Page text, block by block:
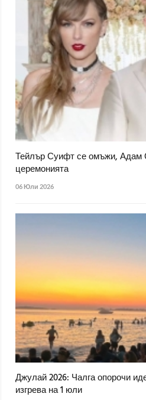
Тейлър Суифт се омъжи,
церемонията
06 Юли 2026
Джулай 2026: Чалга опорочи
изгрева на 1 юли